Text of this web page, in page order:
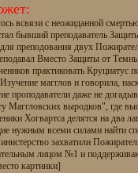
всвязи с неожиданной
бывший преподаватель
преподования двух
Вместо Защиты от
практиковать Круциатус
магглов и говорила,
проподаватели даже не
Маггловских выродков", где
Хогвартса делятся на два
нужным всеми силами найти
захватили
лицом №1 и
картинки]